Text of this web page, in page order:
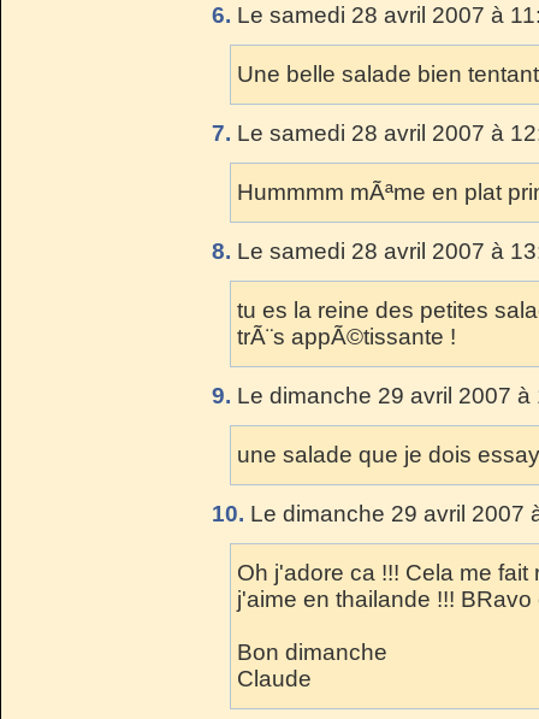
6. Le samedi 28 avril 2007 à
Une belle salade bien
7. Le samedi 28 avril 2007 à
Hummmm mÃªme en plat
8. Le samedi 28 avril 2007 à
tu es la reine des petites
trÃ¨s appÃ©tissante !
9. Le dimanche 29 avril 2007
une salade que je dois
10. Le dimanche 29 avril 2007
Oh j'adore ca !!! Cela me
j'aime en thailande !!! BRavo
Bon dimanche
Claude